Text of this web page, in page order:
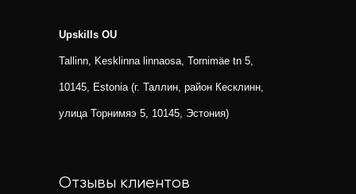
Upskills OU
Tallinn, Kesklinna linnaosa, Tornimäe tn 5,
10145, Estonia (г. Таллин, район Кесклинн,
улица Торнимяэ 5, 10145, Эстония)
Отзывы клиентов